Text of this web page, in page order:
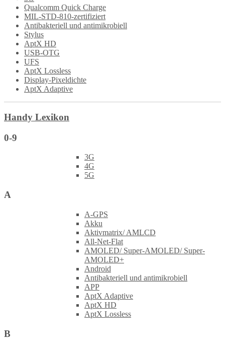
Qualcomm Quick Charge
MIL-STD-810-zertifiziert
Antibakteriell und antimikrobiell
Stylus
AptX HD
USB-OTG
UFS
AptX Lossless
Display-Pixeldichte
AptX Adaptive
Handy Lexikon
0-9
3G
4G
5G
A
A-GPS
Akku
Aktivmatrix/ AMLCD
All-Net-Flat
AMOLED/ Super-AMOLED/ Super-
AMOLED+
Android
Antibakteriell und antimikrobiell
APP
AptX Adaptive
AptX HD
AptX Lossless
B